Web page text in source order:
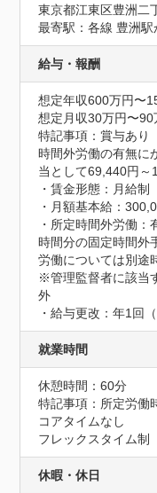
東京都江東区豊洲二
最寄駅：各線 豊洲
給与・報酬
想定年収600万円〜
想定月収30万円〜90
特記事項：賞与あり
時間外労働の有無に
当として69,440円～
・賃金形態：月給制
・月額基本給：
・所定時間外労働
時間分の固定時間外
労働については別途
※管理監督者に該当
外
・給与更改：年1回（
就業時間
休憩時間：60分
特記事項：所定労働
コアタイムなし
フレックスタイム制
休暇・休日